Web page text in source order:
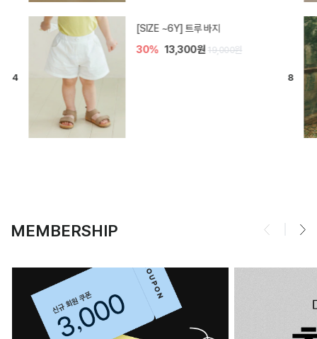
엘로디 니트 아기 바지
20% 16,000원 20,000원
MEMBERSHIP